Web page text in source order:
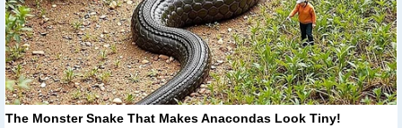
The Monster Snake That Makes Anacondas Look Tiny!